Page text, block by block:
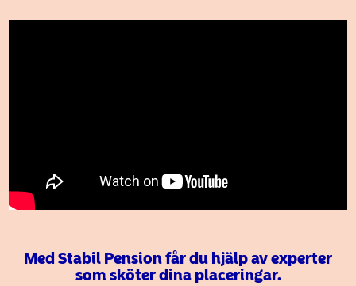
Med Stabil Pension får du hjälp av experter
som sköter dina placeringar.